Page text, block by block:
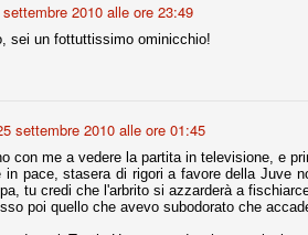
2010 alle ore 23:49
sei un fottuttissimo ominicchio!
settembre 2010 alle ore 01:45
con me a vedere la partita in televisione, e
pace, stasera di rigori a favore della Juve
tu credi che l'arbrito si azzarderà a
poi quello che avevo subodorato che
si valuta alla fine, a inizio settembre.
sono già arrivati Rugani, Dybala, Khedira,
uno fra i maggiori talenti del calcio italiano
bravo nell'anticipo, bravo in marcatura, bravo
bravo nell'avanzare palla al piede, bravo nei